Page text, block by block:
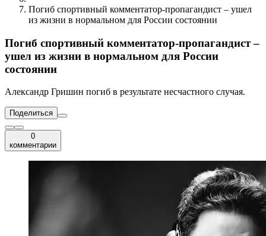
Погиб спортивный комментатор-пропагандист – ушел
из жизни в нормальном для России состоянии
Погиб спортивный комментатор-пропагандист –
ушел из жизни в нормальном для России
состоянии
Александр Гришин погиб в результате несчастного случая.
Поделиться
0
комментарии